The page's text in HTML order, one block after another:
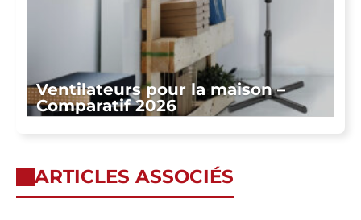
Ventilateurs pour la maison –
Comparatif 2026
ARTICLES ASSOCIÉS